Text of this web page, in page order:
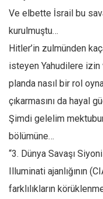
Ve elbette İsrail bu
kurulmuştu…
Hitler’in zulmünden
isteyen Yahudilere izin
planda nasıl bir rol
çıkarmasını da hayal
Şimdi gelelim
bölümüne…
“3. Dünya Savaşı
Illuminati ajanlığının
farklılıkların